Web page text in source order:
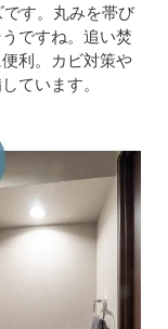
す。丸みを帯び
ですね。追い焚
利。カビ対策や
ています。